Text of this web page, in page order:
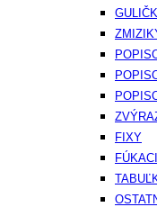
FIXY